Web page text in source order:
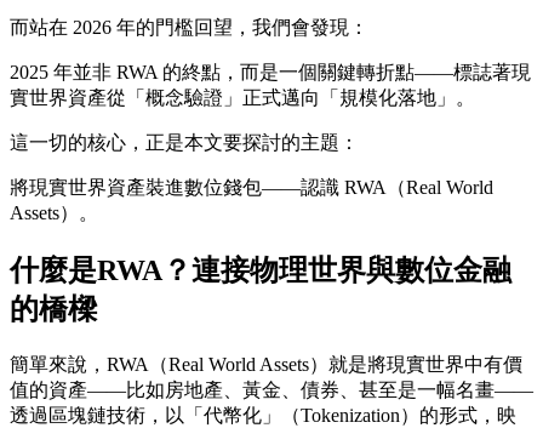
而站在 2026 年的門檻回望 ，我們會發現：
2025 年並非 RWA 的終點，而是一個關鍵轉折點——標誌著現
實世界資產從「概念驗證」正式邁向「規模化落地」。
這一切的核心，正是本文要探討的主題：
將現實世界資產裝進數位錢包——認識 RWA（Real World
Assets）。
什麼是RWA？連接物理世界與數位金融
的橋樑
簡單來說，RWA（Real World Assets）就是將現實世界中有價
值的資產——比如房地產、黃金、債券、甚至是一幅名畫——
透過區塊鏈技術，以「代幣化」（Tokenization）的形式 ，映